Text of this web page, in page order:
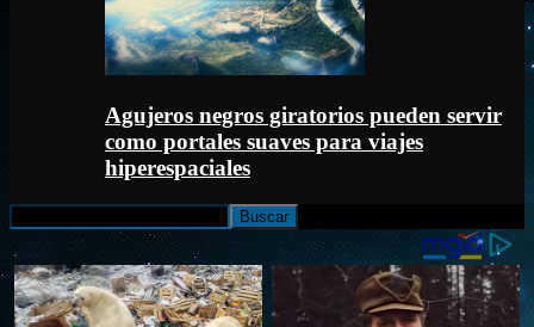
Agujeros negros giratorios pueden servir
como portales suaves para viajes
hiperespaciales